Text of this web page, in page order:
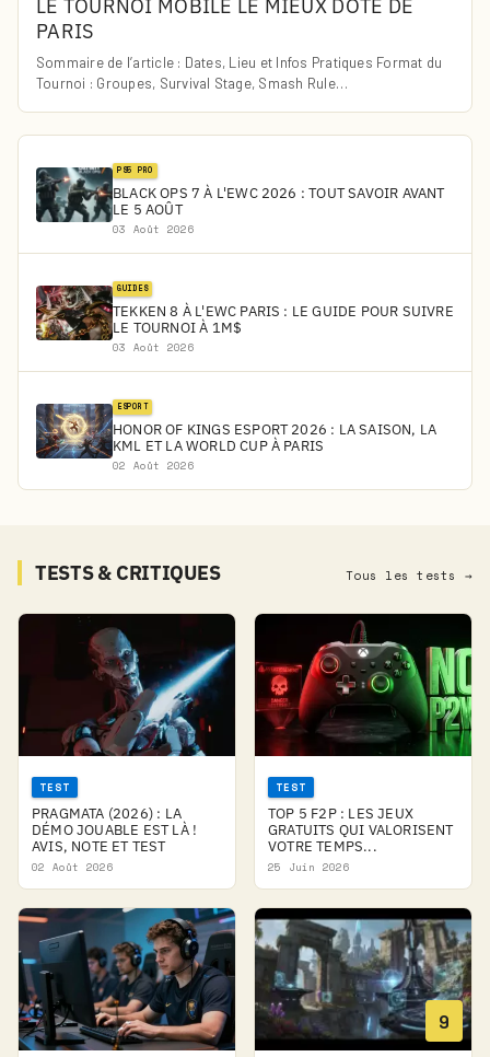
LE TOURNOI MOBILE LE MIEUX DOTÉ DE
PARIS
Sommaire de l’article : Dates, Lieu et Infos Pratiques Format du
Tournoi : Groupes, Survival Stage, Smash Rule…
PS5 PRO
BLACK OPS 7 À L'EWC 2026 : TOUT SAVOIR AVANT
LE 5 AOÛT
03 Août 2026
GUIDES
TEKKEN 8 À L'EWC PARIS : LE GUIDE POUR SUIVRE
LE TOURNOI À 1M$
03 Août 2026
ESPORT
HONOR OF KINGS ESPORT 2026 : LA SAISON, LA
KML ET LA WORLD CUP À PARIS
02 Août 2026
TESTS & CRITIQUES Tous les tests →
TEST
PRAGMATA (2026) : LA
DÉMO JOUABLE EST LÀ !
AVIS, NOTE ET TEST
02 Août 2026
TEST
TOP 5 F2P : LES JEUX
GRATUITS QUI VALORISENT
VOTRE TEMPS...
25 Juin 2026
9